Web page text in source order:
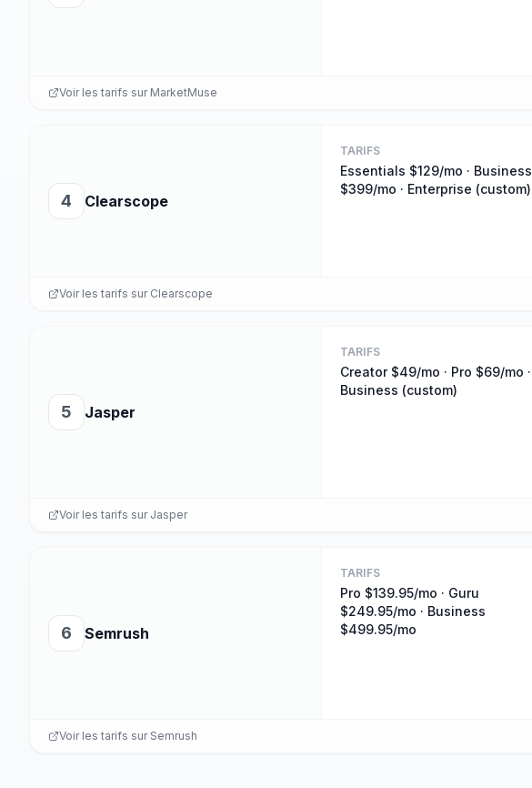
Voir les tarifs sur MarketMuse
4 Clearscope
TARIFS
Essentials $129/mo · Business
$399/mo · Enterprise (custom)
Voir les tarifs sur Clearscope
5 Jasper
TARIFS
Creator $49/mo · Pro $69/mo ·
Business (custom)
Voir les tarifs sur Jasper
6 Semrush
TARIFS
Pro $139.95/mo · Guru
$249.95/mo · Business
$499.95/mo
Voir les tarifs sur Semrush